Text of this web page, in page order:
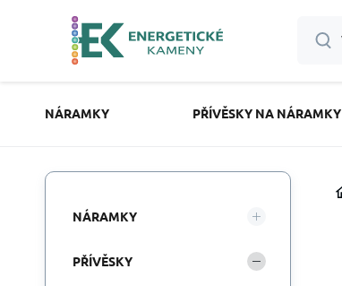
NÁRAMKY PŘÍVĚSKY NA NÁRAMKY
NÁRAMKY
PŘÍVĚSKY